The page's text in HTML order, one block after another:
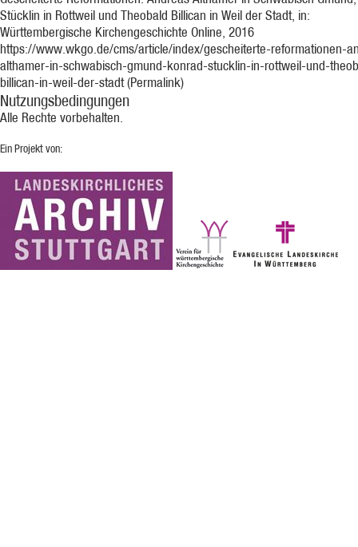
Stücklin in Rottweil und Theobald Billican in Weil der Stadt, in:
Württembergische Kirchengeschichte Online, 2016
https://www.wkgo.de/cms/article/index/gescheiterte-reformationen-
althamer-in-schwabisch-gmund-konrad-stucklin-in-rottweil-und-
billican-in-weil-der-stadt (Permalink)
Nutzungsbedingungen
Alle Rechte vorbehalten.
Ein Projekt von: